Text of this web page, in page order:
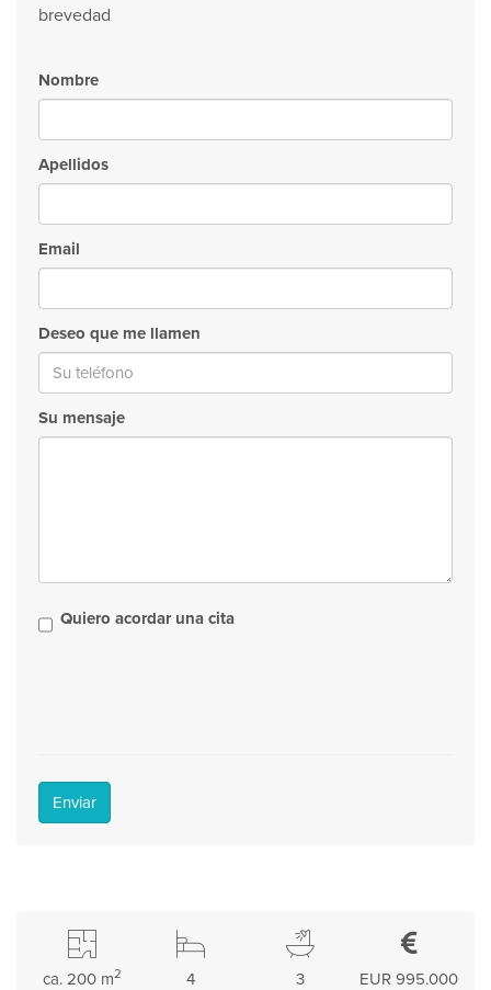
brevedad
Nombre
Apellidos
Email
Deseo que me llamen
Su mensaje
Quiero acordar una cita
Enviar
EUR 995.000
3
4
ca. 200 m2